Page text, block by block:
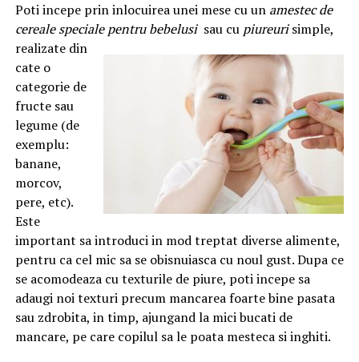
Poti incepe prin inlocuirea unei mese cu un amestec de
cereale speciale pentru bebelusisau cu piureurisimple,
realizate din
cate o
categorie de
fructe sau
legume (de
exemplu:
banane,
morcov,
pere, etc).
Este
important sa introduci in mod treptat diverse alimente,
pentru ca cel mic sa se obisnuiasca cu noul gust. Dupa ce
se acomodeaza cu texturile de piure, poti incepe sa
adaugi noi texturi precum mancarea foarte bine pasata
sau zdrobita, in timp, ajungand la mici bucati de
mancare, pe care copilul sa le poata mesteca si inghiti.